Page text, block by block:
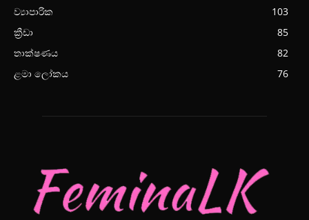
ව්‍යාපාරික
103
ක්‍රීඩා
85
තාක්ෂණය
82
ළමා ලෝකය
76